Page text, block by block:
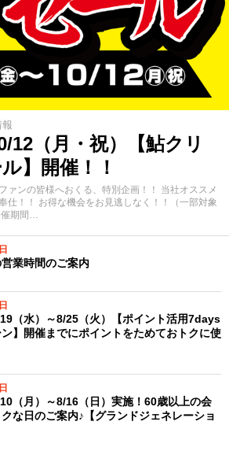
報
12（月・祝）【鮎クリ
】開催！！
ァンの皆様へおくる、特別企画！！ 当社オススメ
仕！！ お得な機会をお見逃しなく！！（一部対象
催期間…
業時間のご案内
（水）～8/25（火）【ポイント活用7days
】開催までにポイントをためておトクに使
（月）～8/16（日）実施！60歳以上の会
な日のご案内♪【グランドジェネレーショ